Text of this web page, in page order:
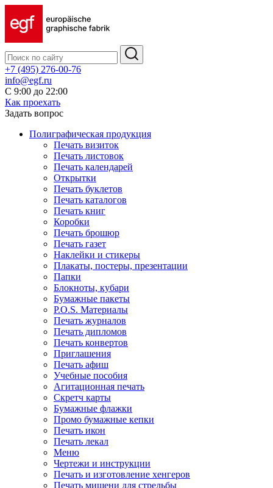
+7 (495) 276-00-76
info@egf.ru
С 9:00 до 22:00
Как проехать
Задать вопрос
Полиграфическая продукция
Печать визиток
Печать листовок
Печать календарей
Открытки
Печать буклетов
Печать каталогов
Печать книг
Коробки
Печать брошюр
Печать газет
Наклейки и стикеры
Плакаты, постеры, презентации
Папки
Блокноты, кубари
Бумажные пакеты
P.O.S. Материалы
Печать журналов
Печать дипломов
Печать конвертов
Приглашения
Печать афиш
Учебные пособия
Агитационная печать
Скретч карты
Бумажные флажки
Промо бумажные кепки
Печать икон
Печать лекал
Меню
Чертежи и инструкции
Печать и изготовление хенгеров
Печать мишени для стрельбы